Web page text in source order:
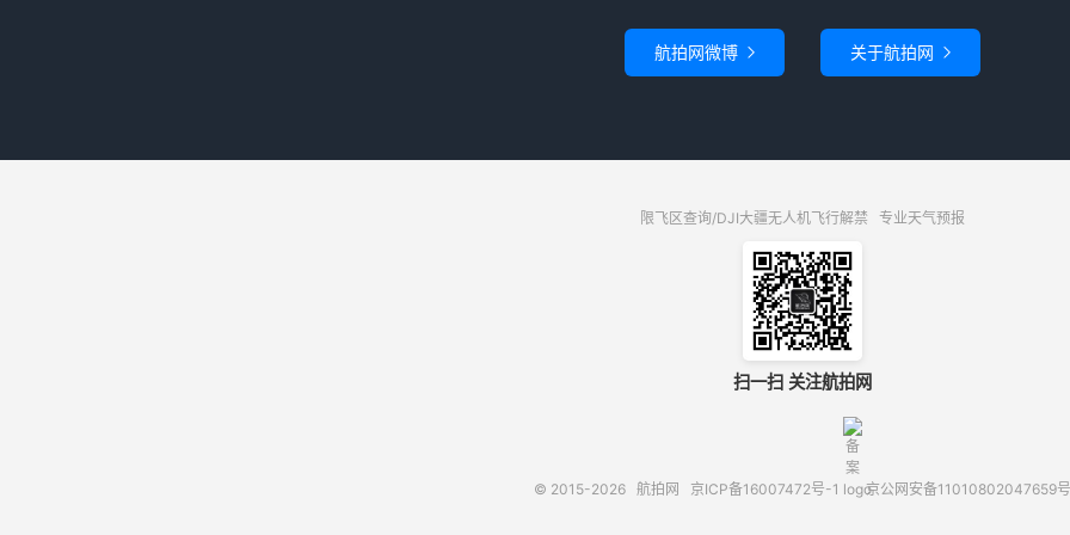
航拍网微博  关于航拍网 
限飞区查询/DJI大疆无人机飞行解禁 专业天气预报
扫一扫 关注航拍网
© 2015-2026 航拍网 京ICP备16007472号-1 京公网安备11010802047659号